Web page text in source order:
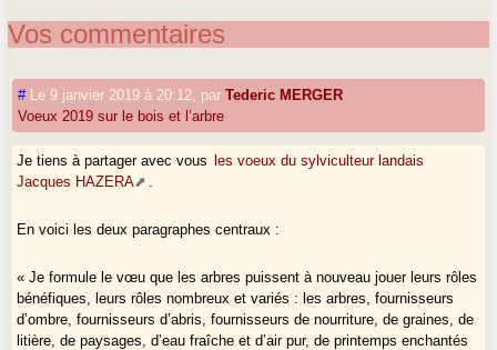
Vos commentaires
# Le 9 janvier 2019 à 20:12 parTederic MERGER
Voeux 2019 sur le bois et l’arbre
Je tiens à partager avec vous
les voeux du sylviculteur landais
Jacques HAZERA
En voici les deux paragraphes centraux :
« Je formule le vœu que les arbres puissent à nouveau jouer leurs rôles
bénéfiques, leurs rôles nombreux et variés : les arbres, fournisseurs
d’ombre, fournisseurs d’abris, fournisseurs de nourriture, de graines, de
litière, de paysages, d’eau fraîche et d’air pur, de printemps enchantés